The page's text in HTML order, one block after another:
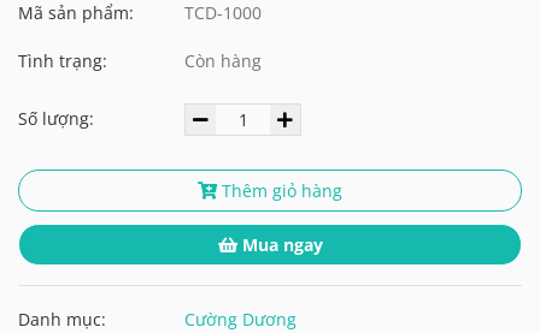
Mã sản phẩm: TCD-1000
Tình trạng: Còn hàng
Số lượng:
Thêm giỏ hàng
Mua ngay
Danh mục: Cường Dương